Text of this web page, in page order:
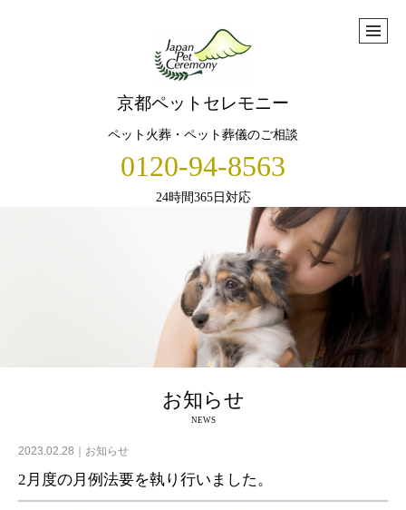
京都ペットセレモニー
ペット火葬・ペット葬儀のご相談
0120-94-8563
24時間365日対応
お知らせ
NEWS
2023.02.28 お知らせ
2月度の月例法要を執り行いました。